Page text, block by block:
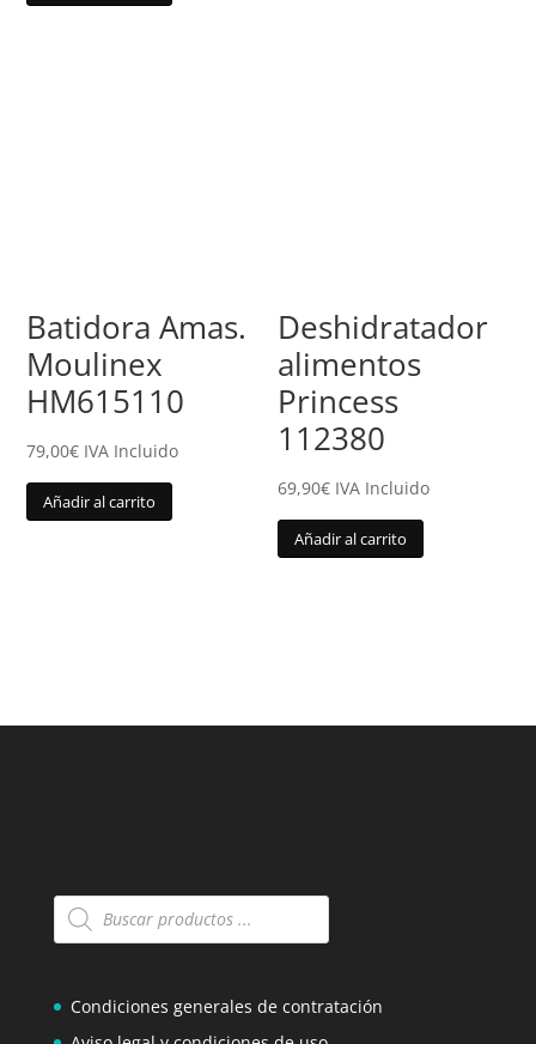
Batidora Amas.
Moulinex
HM615110
79,00€ IVA Incluido
Añadir al carrito
Deshidratador
alimentos
Princess
112380
69,90€ IVA Incluido
Añadir al carrito
Búsqueda
Condiciones generales de contratación